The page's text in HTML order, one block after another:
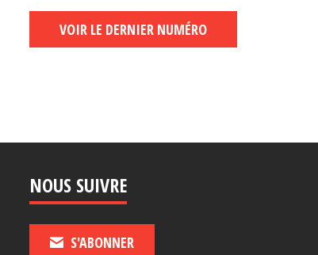
VOIR LE DERNIER NUMÉRO
NOUS SUIVRE
S'ABONNER